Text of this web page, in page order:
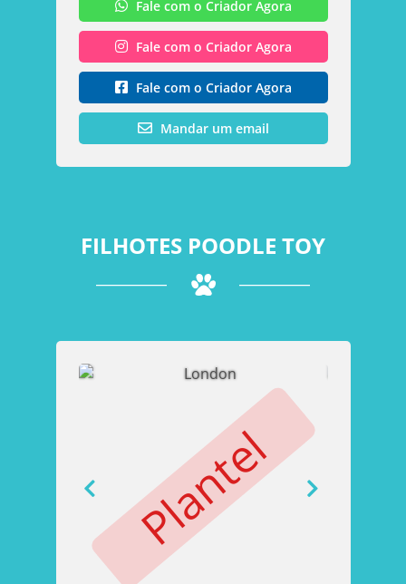
Fale com o Criador Agora
Fale com o Criador Agora
Fale com o Criador Agora
Mandar um email
FILHOTES POODLE TOY
Plantel